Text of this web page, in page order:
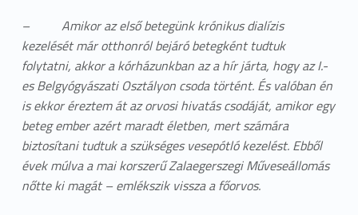
– Amikor az első betegünk krónikus dialízis
kezelését már otthonról bejáró betegként tudtuk
folytatni, akkor a kórházunkban az a hír járta, hogy az I.-
es Belgyógyászati Osztályon csoda történt. És valóban én
is ekkor éreztem át az orvosi hivatás csodáját, amikor egy
beteg ember azért maradt életben, mert számára
biztosítani tudtuk a szükséges vesepótló kezelést. Ebből
évek múlva a mai korszerű Zalaegerszegi Műveseállomás
nőtte ki magát – emlékszik vissza a főorvos.